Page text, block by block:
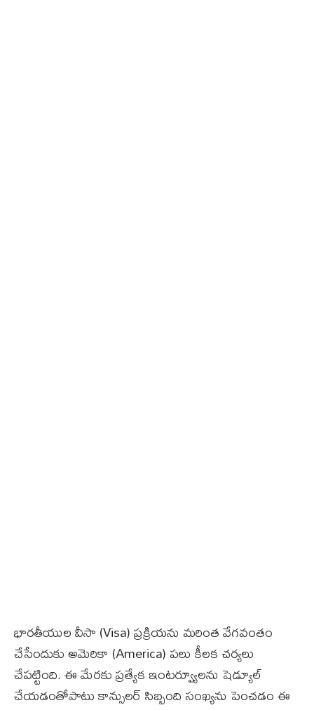
భారతీయుల వీసా (Visa) ప్రక్రియను మరింత వేగవంతం
చేసేందుకు అమెరికా (America) పలు కీలక చర్యలు
చేపట్టింది. ఈ మేరకు ప్రత్యేక ఇంటర్వ్యూలను షెడ్యూల్​
చేయడంతోపాటు కాన్సులర్ సిబ్బంది సంఖ్యను పెంచడం ఈ